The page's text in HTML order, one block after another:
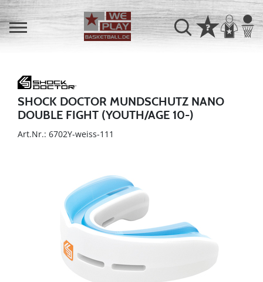
SHOCK DOCTOR MUNDSCHUTZ NANO
DOUBLE FIGHT (YOUTH/AGE 10-)
Art.Nr.: 6702Y-weiss-111